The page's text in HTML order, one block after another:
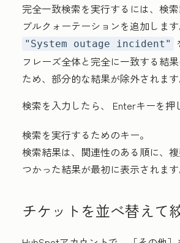
完全一致検索を実行するには、検
ブルクォーテーションを追加します
"System outage incident"
フレーズ全体と完全に一致する結
ため、部分的な結果が除外されます
検索を入力したら、 Enterキーを押
検索を実行するためのキー。
検索結果は、関連性のある順に、
つかった結果が最初に表示されます
チケットを並べ替えて